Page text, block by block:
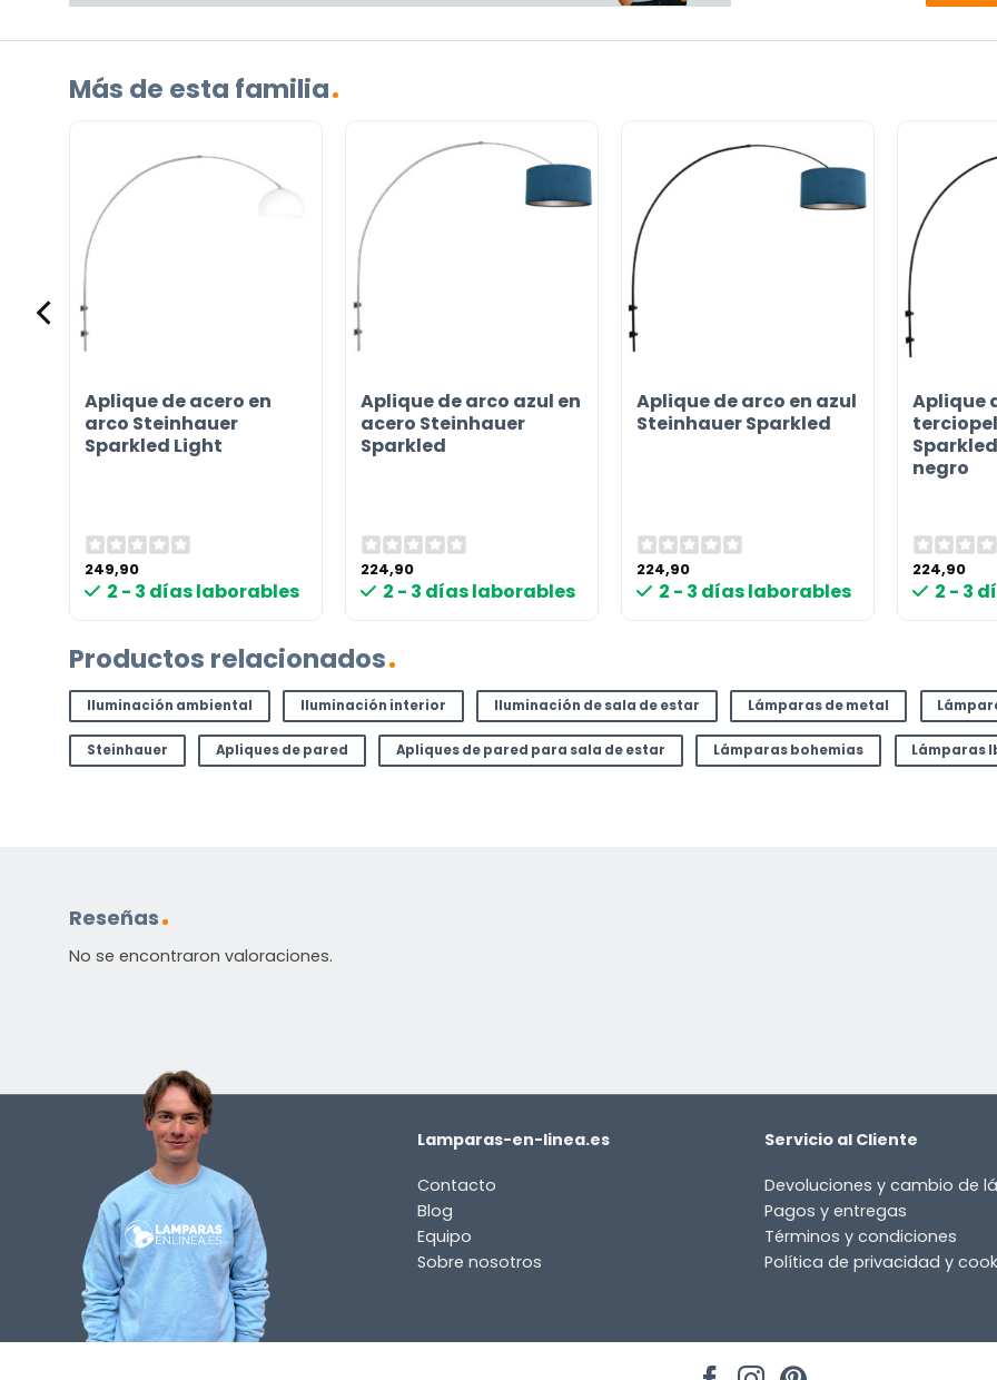
Diámetro de la campana
cm
Más de esta familia
Aplique de acero en
arco Steinhauer
Sparkled Light
249,90
2 - 3 días laborables
Aplique de arco azul en
acero Steinhauer
Sparkled
224,90
2 - 3 días laborables
Aplique de arco en azul
Steinhauer Sparkled
224,90
2 - 3 días laborables
Aplique
negro
224,90
2 - 3
Productos relacionados
Iluminación ambiental Iluminación interior Iluminación de sala de estar Lámparas de metal
Steinhauer Apliques de pared Apliques de pared para sala de estar Lámparas bohemias Lámparas
Reseñas
No se encontraron valoraciones.
Lamparas-en-linea.es
Contacto
Blog
Equipo
Sobre nosotros
Servicio al Cliente
Devoluciones y cambio de
Pagos y entregas
Términos y condiciones
Política de privacidad y